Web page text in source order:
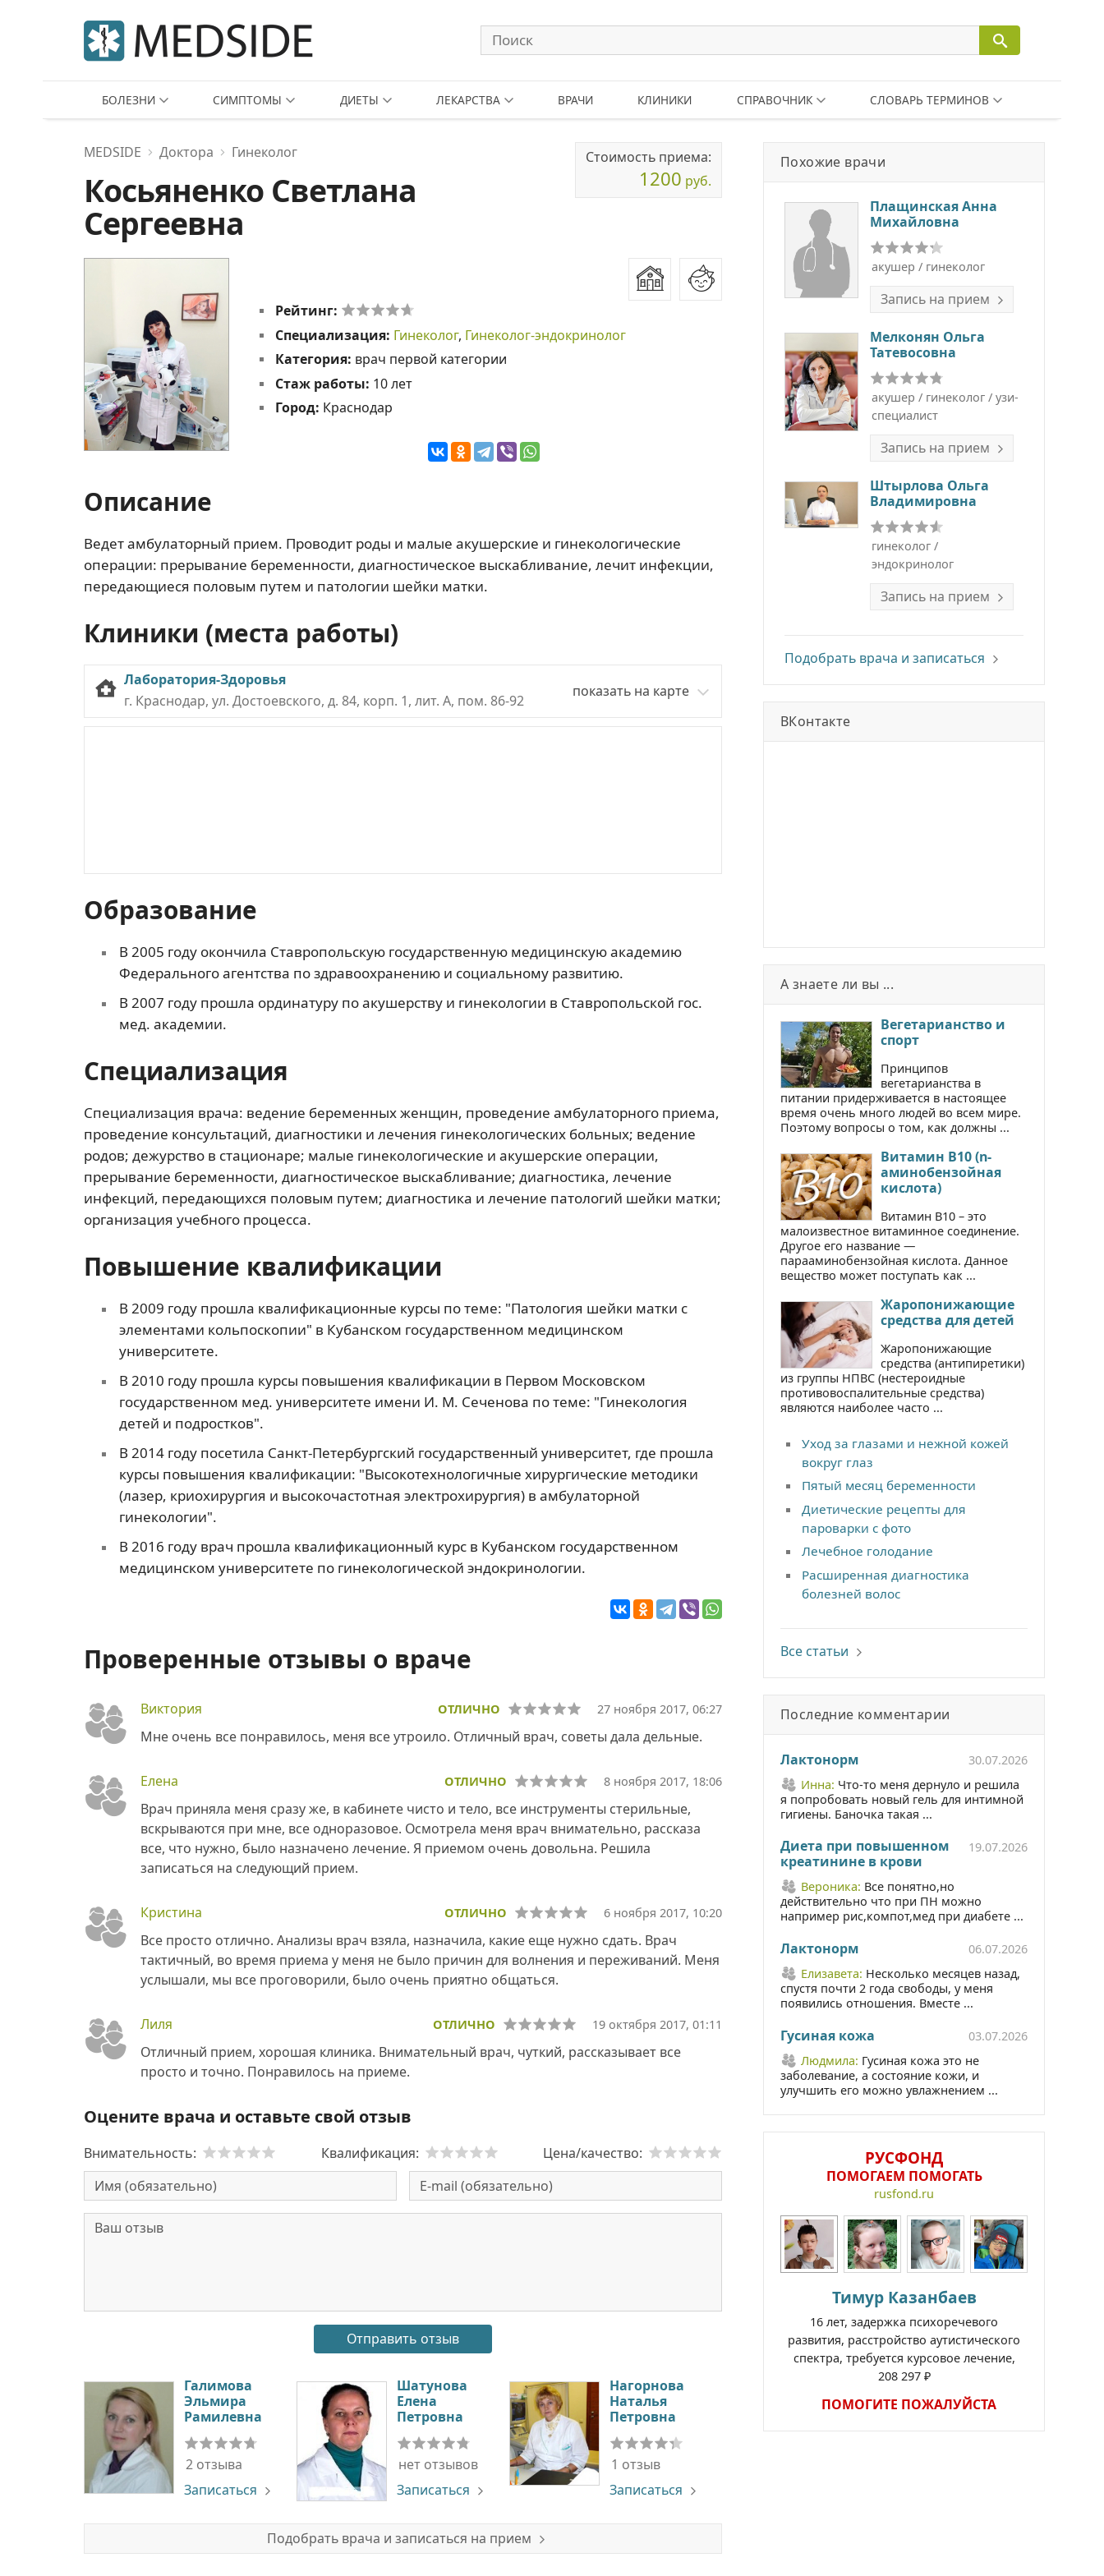
БОЛЕЗНИ СИМПТОМЫ ДИЕТЫ ЛЕКАРСТВА ВРАЧИ КЛИНИКИ СПРАВОЧНИК СЛОВАРЬ ТЕРМИНОВ
MEDSIDE Доктора Гинеколог
Косьяненко Светлана
Сергеевна
Стоимость приема:
1200 руб.
Рейтинг:
Специализация: Гинеколог, Гинеколог-эндокринолог
Категория: врач первой категории
Стаж работы: 10 лет
Город: Краснодар
Описание
Ведет амбулаторный прием. Проводит роды и малые акушерские и гинекологические
операции: прерывание беременности, диагностическое выскабливание, лечит инфекции,
передающиеся половым путем и патологии шейки матки.
Клиники (места работы)
Лаборатория-Здоровья
г. Краснодар, ул. Достоевского, д. 84, корп. 1, лит. А, пом. 86-92
показать на карте
Образование
В 2005 году окончила Ставропольскую государственную медицинскую академию
Федерального агентства по здравоохранению и социальному развитию.
В 2007 году прошла ординатуру по акушерству и гинекологии в Ставропольской гос.
мед. академии.
Специализация
Специализация врача: ведение беременных женщин, проведение амбулаторного приема,
проведение консультаций, диагностики и лечения гинекологических больных; ведение
родов; дежурство в стационаре; малые гинекологические и акушерские операции,
прерывание беременности, диагностическое выскабливание; диагностика, лечение
инфекций, передающихся половым путем; диагностика и лечение патологий шейки матки;
организация учебного процесса.
Повышение квалификации
В 2009 году прошла квалификационные курсы по теме: "Патология шейки матки с
элементами кольпоскопии" в Кубанском государственном медицинском
университете.
В 2010 году прошла курсы повышения квалификации в Первом Московском
государственном мед. университете имени И. М. Сеченова по теме: "Гинекология
детей и подростков".
В 2014 году посетила Санкт-Петербургский государственный университет, где прошла
курсы повышения квалификации: "Высокотехнологичные хирургические методики
(лазер, криохирургия и высокочастотная электрохирургия) в амбулаторной
гинекологии".
В 2016 году врач прошла квалификационный курс в Кубанском государственном
медицинском университете по гинекологической эндокринологии.
Проверенные отзывы о враче
Виктория ОТЛИЧНО 27 ноября 2017, 06:27
Мне очень все понравилось, меня все утроило. Отличный врач, советы дала дельные.
Елена ОТЛИЧНО 8 ноября 2017, 18:06
Врач приняла меня сразу же, в кабинете чисто и тело, все инструменты стерильные,
вскрываются при мне, все одноразовое. Осмотрела меня врач внимательно, рассказа
все, что нужно, было назначено лечение. Я приемом очень довольна. Решила
записаться на следующий прием.
Кристина ОТЛИЧНО 6 ноября 2017, 10:20
Все просто отлично. Анализы врач взяла, назначила, какие еще нужно сдать. Врач
тактичный, во время приема у меня не было причин для волнения и переживаний. Меня
услышали, мы все проговорили, было очень приятно общаться.
Лиля ОТЛИЧНО 19 октября 2017, 01:11
Отличный прием, хорошая клиника. Внимательный врач, чуткий, рассказывает все
просто и точно. Понравилось на приеме.
Оцените врача и оставьте свой отзыв
Внимательность: Квалификация: Цена/качество:
Галимова
Эльмира
Рамилевна
2 отзыва
Записаться
Шатунова
Елена
Петровна
нет отзывов
Записаться
Нагорнова
Наталья
Петровна
1 отзыв
Записаться
Подобрать врача и записаться на прием
Похожие врачи
Плащинская Анна
Михайловна
акушер / гинеколог
Запись на прием
Мелконян Ольга
Татевосовна
акушер / гинеколог / узи-
специалист
Запись на прием
Штырлова Ольга
Владимировна
гинеколог /
эндокринолог
Запись на прием
Подобрать врача и записаться
ВКонтакте
А знаете ли вы ...
Вегетарианство и
спорт
Принципов
вегетарианства в
питании придерживается в настоящее
время очень много людей во всем мире.
Поэтому вопросы о том, как должны ...
Витамин В10 (n-
аминобензойная
кислота)
Витамин В10 – это
малоизвестное витаминное соединение.
Другое его название —
парааминобензойная кислота. Данное
вещество может поступать как ...
Жаропонижающие
средства для детей
Жаропонижающие
средства (антипиретики)
из группы НПВС (нестероидные
противовоспалительные средства)
являются наиболее часто ...
Уход за глазами и нежной кожей
вокруг глаз
Пятый месяц беременности
Диетические рецепты для
пароварки с фото
Лечебное голодание
Расширенная диагностика
болезней волос
Все статьи
Последние комментарии
Лактонорм
30.07.2026
Инна: Что-то меня дернуло и решила
я попробовать новый гель для интимной
гигиены. Баночка такая ...
Диета при повышенном
креатинине в крови
19.07.2026
Вероника: Все понятно,но
действительно что при ПН можно
например рис,компот,мед при диабете ...
Лактонорм
06.07.2026
Елизавета: Несколько месяцев назад,
спустя почти 2 года свободы, у меня
появились отношения. Вместе ...
Гусиная кожа
03.07.2026
Людмила: Гусиная кожа это не
заболевание, а состояние кожи, и
улучшить его можно увлажнением ...
РУСФОНД
ПОМОГАЕМ ПОМОГАТЬ
rusfond.ru
Тимур Казанбаев
16 лет, задержка психоречевого
развития, расстройство аутистического
спектра, требуется курсовое лечение,
208 297 ₽
ПОМОГИТЕ ПОЖАЛУЙСТА